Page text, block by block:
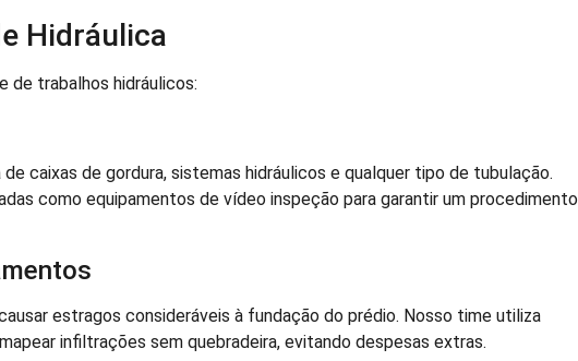
Hidráulica
de trabalhos hidráulicos:
caixas de gordura, sistemas hidráulicos e qualquer tipo de tubulação.
como equipamentos de vídeo inspeção para garantir um procedimento
estragos consideráveis à fundação do prédio. Nosso time utiliza
infiltrações sem quebradeira, evitando despesas extras.